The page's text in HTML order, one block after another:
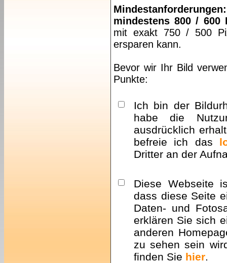
Mindestanforderungen:
mindestens 800 / 600
mit exakt 750 / 500
ersparen kann.
Bevor wir Ihr Bild
Punkte:
Ich bin der
habe die
ausdrücklich
befreie ich das
Dritter an der
Diese Webseite
dass diese Seite
Daten- und
erklären Sie sich
anderen
zu sehen sein
finden Sie hier.